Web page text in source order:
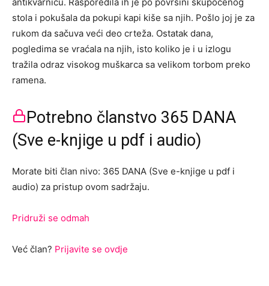
stola i pokušala da pokupi kapi kiše sa njih. Pošlo joj je za
rukom da sačuva veći deo crteža. Ostatak dana,
pogledima se vraćala na njih, isto koliko je i u izlogu
tražila odraz visokog muškarca sa velikom torbom preko
ramena.
Potrebno članstvo 365 DANA
(Sve e-knjige u pdf i audio)
Morate biti član nivo: 365 DANA (Sve e-knjige u pdf i
audio) za pristup ovom sadržaju.
Pridruži se odmah
Već član? Prijavite se ovdje